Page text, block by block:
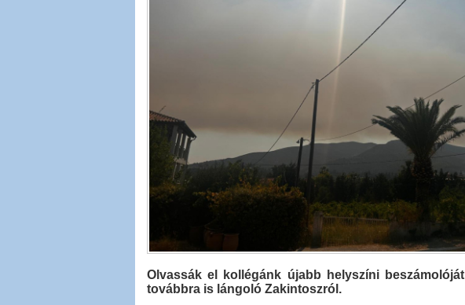
Olvassák el kollégánk újabb helyszíni
továbbra is lángoló Zakintoszról.